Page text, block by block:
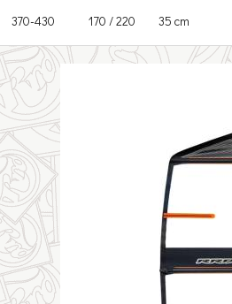
370-430 170 / 220 35 cm